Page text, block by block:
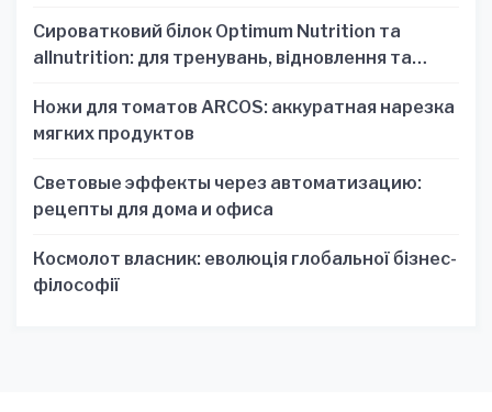
Сироватковий білок Optimum Nutrition та
allnutrition: для тренувань, відновлення та
Ножи для томатов ARCOS: аккуратная нарезка
мягких продуктов
Световые эффекты через автоматизацию:
рецепты для дома и офиса
Космолот власник: еволюція глобальної бізнес-
філософії